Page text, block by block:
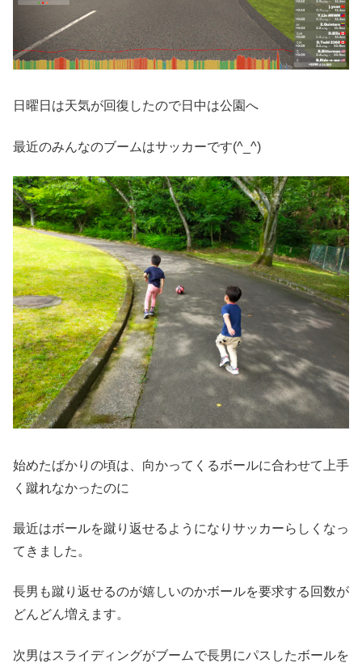
日曜日は天気が回復したので日中は公園へ
最近のみんなのブームはサッカーです(^_^)
始めたばかりの頃は、向かってくるボールに合わせて上手
く蹴れなかったのに
最近はボールを蹴り返せるようになりサッカーらしくなっ
てきました。
長男も蹴り返せるのが嬉しいのかボールを要求する回数が
どんどん増えます。
次男はスライディングがブームで長男にパスしたボールを